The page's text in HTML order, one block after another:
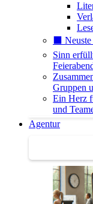
⬛️
Sinn
Gruppen
Ein Herz
und
Agentur